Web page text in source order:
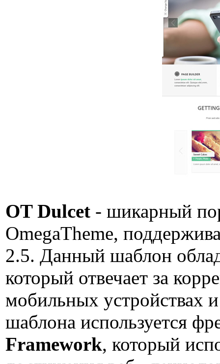
OT Dulcet - шикарный
OmegaTheme,
2.5. Данный шаблон
который отвечает за
мобильных устройствах
шаблона используется
Framework, который